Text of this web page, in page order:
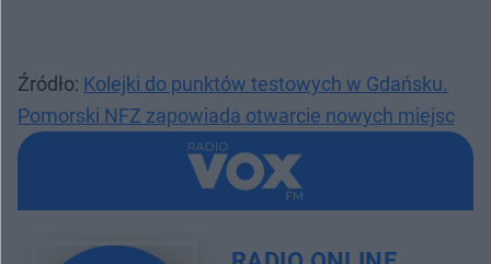
Źródło: Kolejki do punktów testowych w Gdańsku.
Pomorski NFZ zapowiada otwarcie nowych miejsc